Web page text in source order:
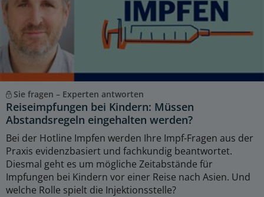
Sie fragen – Experten antworten
Reiseimpfungen bei Kindern: Müssen
Abstandsregeln eingehalten werden?
Bei der Hotline Impfen werden Ihre Impf-Fragen aus der
Praxis evidenzbasiert und fachkundig beantwortet.
Diesmal geht es um mögliche Zeitabstände für
Impfungen bei Kindern vor einer Reise nach Asien. Und
welche Rolle spielt die Injektionsstelle?